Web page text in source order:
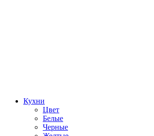
Кухни
Цвет
Белые
Черные